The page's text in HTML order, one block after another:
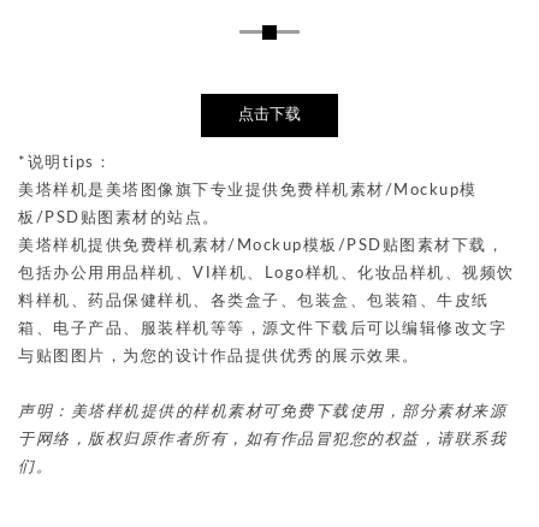
点击下载
*说明tips：
美塔样机是美塔图像旗下专业提供免费样机素材/Mockup模
板/PSD贴图素材的站点。
美塔样机提供免费样机素材/Mockup模板/PSD贴图素材下载，
包括办公用用品样机、VI样机、Logo样机、化妆品样机、视频饮
料样机、药品保健样机、各类盒子、包装盒、包装箱、牛皮纸
箱、电子产品、服装样机等等，源文件下载后可以编辑修改文字
与贴图图片，为您的设计作品提供优秀的展示效果。
声明：美塔样机提供的样机素材可免费下载使用，部分素材来源
于网络，版权归原作者所有，如有作品冒犯您的权益，请联系我
们。